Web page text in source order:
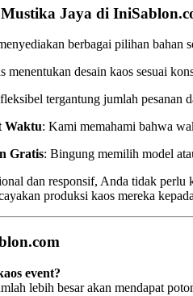
Jaya di
berbagai pilihan bahan
menentukan desain kaos sesuai
tergantung jumlah pesanan
Waktu: Kami memahami bahwa
Gratis: Bingung memilih model
dan responsif, Anda tidak
produksi kaos mereka
event?
lebih besar akan mendapat